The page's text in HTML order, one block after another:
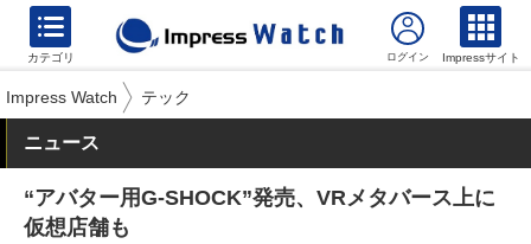
カテゴリ Impressサイト
Impress Watch テック
ニュース
“アバター用G-SHOCK”発売、VRメタバース上に
仮想店舗も